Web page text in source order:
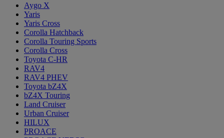
Aygo X
Yaris
Yaris Cross
Corolla Hatchback
Corolla Touring Sports
Corolla Cross
Toyota C-HR
RAV4
RAV4 PHEV
Toyota bZ4X
bZ4X Touring
Land Cruiser
Urban Cruiser
HILUX
PROACE